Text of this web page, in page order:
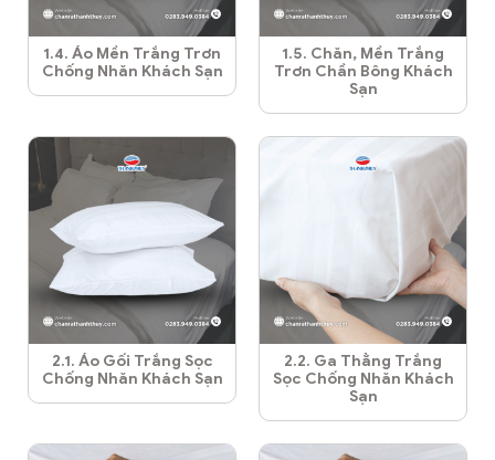
1.4. Áo Mền Trắng Trơn
Chống Nhăn Khách Sạn
1.5. Chăn, Mền Trắng
Trơn Chần Bông Khách
Sạn
2.1. Áo Gối Trắng Sọc
Chống Nhăn Khách Sạn
2.2. Ga Thẳng Trắng
Sọc Chống Nhăn Khách
Sạn